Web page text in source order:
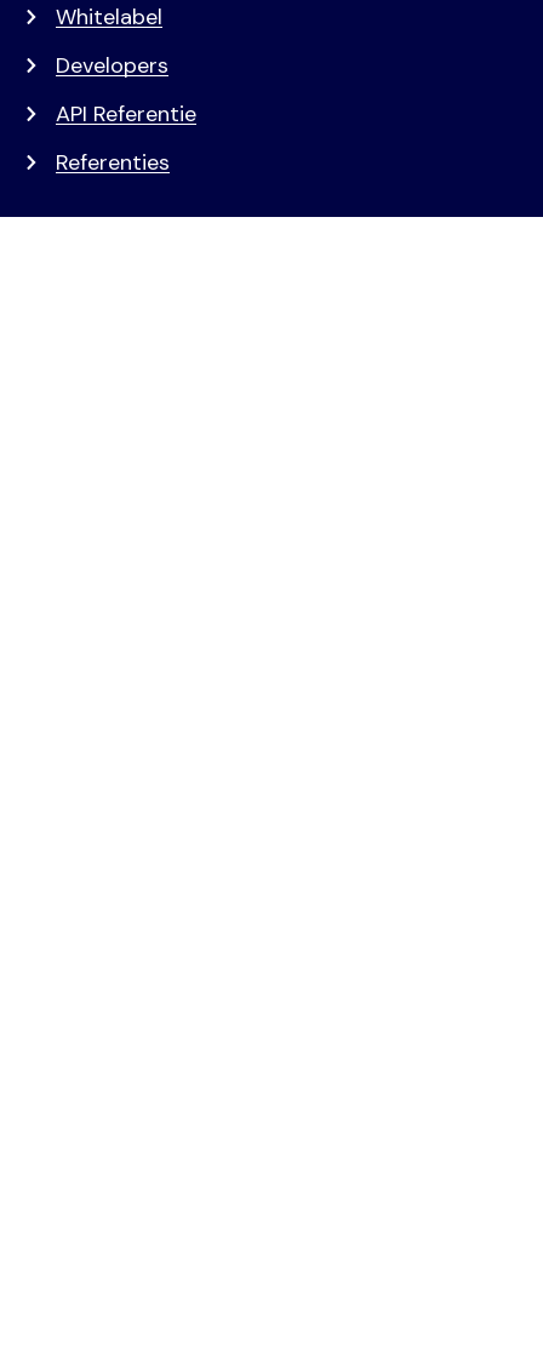
Whitelabel
Developers
API Referentie
Referenties